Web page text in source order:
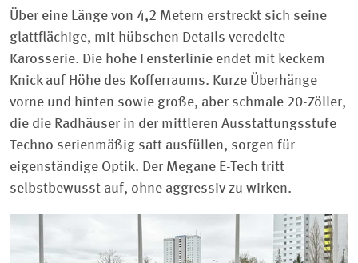
Über eine Länge von 4,2 Metern erstreckt sich seine
glattflächige, mit hübschen Details veredelte
Karosserie. Die hohe Fensterlinie endet mit keckem
Knick auf Höhe des Kofferraums. Kurze Überhänge
vorne und hinten sowie große, aber schmale 20-Zöller,
die die Radhäuser in der mittleren Ausstattungsstufe
Techno serienmäßig satt ausfüllen, sorgen für
eigenständige Optik. Der Megane E-Tech tritt
selbstbewusst auf, ohne aggressiv zu wirken.